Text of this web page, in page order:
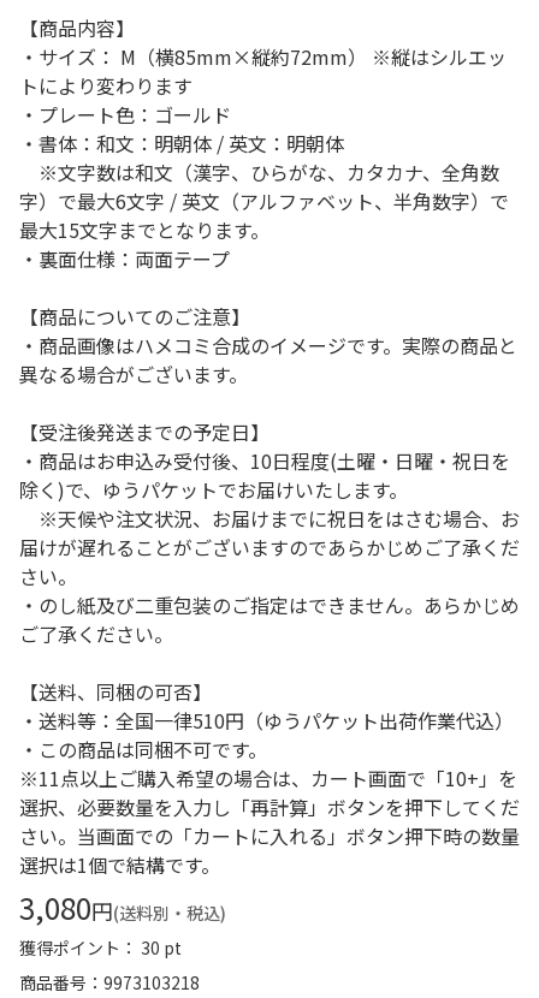
【商品内容】
・サイズ： M（横85mm×縦約72mm） ※縦はシルエッ
トにより変わります
・プレート色：ゴールド
・書体：和文：明朝体 / 英文：明朝体
※文字数は和文（漢字、ひらがな、カタカナ、全角数
字）で最大6文字 / 英文（アルファベット、半角数字）で
最大15文字までとなります。
・裏面仕様：両面テープ
【商品についてのご注意】
・商品画像はハメコミ合成のイメージです。実際の商品と
異なる場合がございます。
【受注後発送までの予定日】
・商品はお申込み受付後、10日程度(土曜・日曜・祝日を
除く)で、ゆうパケットでお届けいたします。
※天候や注文状況、お届けまでに祝日をはさむ場合、お
届けが遅れることがございますのであらかじめご了承くだ
さい。
・のし紙及び二重包装のご指定はできません。あらかじめ
ご了承ください。
【送料、同梱の可否】
・送料等：全国一律510円（ゆうパケット出荷作業代込）
・この商品は同梱不可です。
※11点以上ご購入希望の場合は、カート画面で「10+」を
選択、必要数量を入力し「再計算」ボタンを押下してくだ
さい。当画面での「カートに入れる」ボタン押下時の数量
選択は1個で結構です。
3,080円(送料別・税込)
獲得ポイント： 30 pt
商品番号
9973103218